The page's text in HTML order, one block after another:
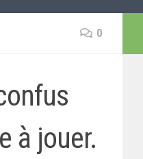
0
à jouer.